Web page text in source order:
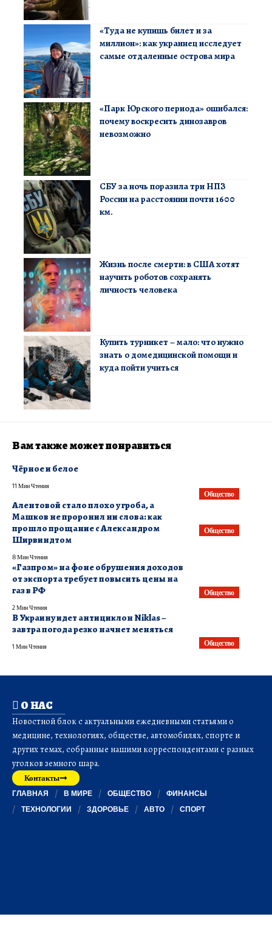
«Туда не купишь билет и за
миллион»: как украинец исследует
самые отдаленные острова мира
«Парк Юрского периода» ошибался:
почему воскресить динозавров
невозможно
СБУ за ночь поразила три НПЗ
России на расстоянии почти 1600
км.
Жизнь после смерти: в США хотят
научить роботов сохранять
личность человека
Купить турникет – мало: что нужно
знать о домедицинской помощи и
куда пойти учиться
Вам также может понравиться
Общество
Чёрное и белое
11 Мин Чтения
Общество
Алентовой стало плохо у гроба, а
Машков не проронил ни слова: как
прошло прощание с Александром
Ширвиндтом
8 Мин Чтения
Общество
«Газпром» на фоне обрушения доходов
от экспорта требует повысить цены на
газ в РФ
2 Мин Чтения
Общество
В Украину идет антициклон Niklas –
завтра погода резко начнет меняться
1 Мин Чтения
О НАС
Новостной блок с актуальными ежедневными статьями о
медицине, технологиях, обществе, автомобилях, спорте и
других темах, собранные нашими корреспондентами с разных
уголков земного шара.
Контакты
ГЛАВНАЯ В МИРЕ ОБЩЕСТВО
ФИНАНСЫ
ТЕХНОЛОГИИ
ЗДОРОВЬЕ АВТО СПОРТ